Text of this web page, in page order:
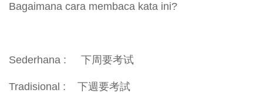
Bagaimana cara membaca kata ini?
Sederhana : 下周要考试
Tradisional : 下週要考試